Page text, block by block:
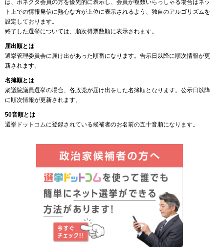
は、ボネクタ会員の方を優先的に表示し、会員が複数いらっしゃる場合はネッ
ト上での情報発信に熱心な方が上位に表示されるよう、独自のアルゴリズムを
設定しております。
終了した選挙については、順次得票数順に表示されます。
届出順とは
選挙管理委員会に届け出があった順番になります。告示日以降に順次情報が更
新されます。
名簿順とは
衆議院議員選挙の場合、各政党が届け出をした名簿順となります。公示日以降
に順次情報が更新されます。
50音順とは
選挙ドットコムに登録されている候補者のお名前の五十音順になります。